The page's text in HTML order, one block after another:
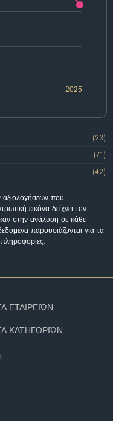
2025
(23)
(71)
(42)
που
εικόνα δείχνει τον
στην ανάλυση σε κάθε
παρουσιάζονται για τα
ΕΤΑΙΡΕΙΏΝ
ΚΑΤΗΓΟΡΙΏΝ